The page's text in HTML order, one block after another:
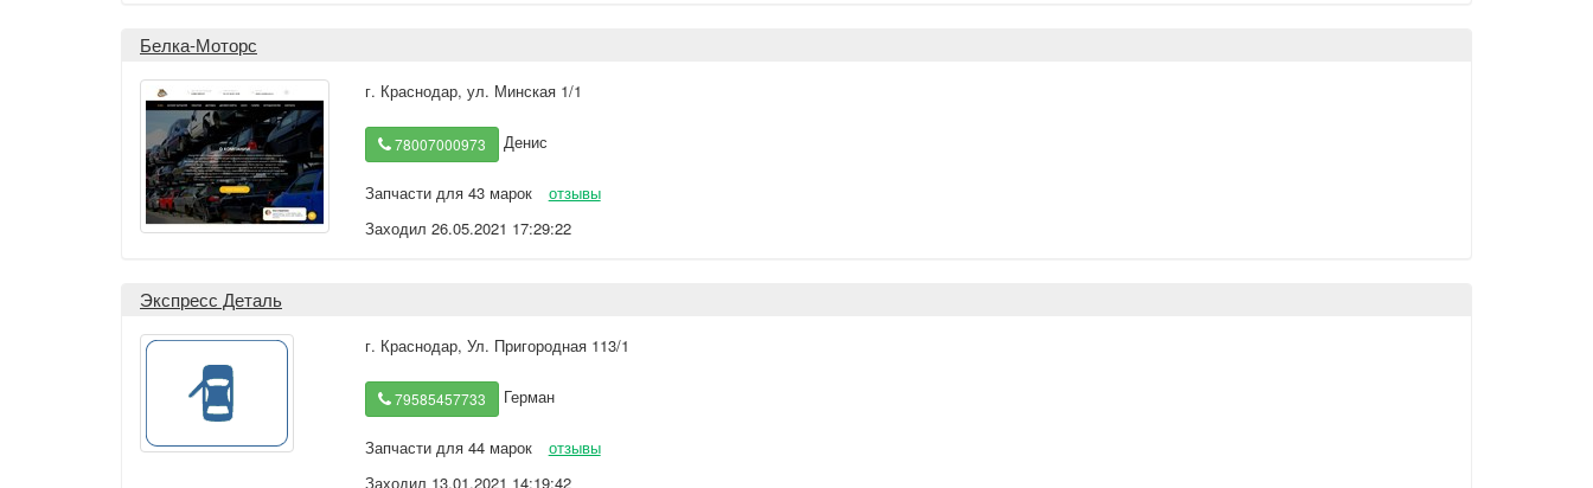
Белка-Моторс
г. Краснодар, ул. Минская 1/1
78007000973 Денис
Запчасти для 43 марок
отзывы
Заходил 26.05.2021 17:29:22
Экспресс Деталь
г. Краснодар, Ул. Пригородная 113/1
79585457733 Герман
Запчасти для 44 марок
отзывы
Заходил 13.01.2021 14:19:42